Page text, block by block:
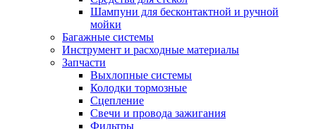
Шампуни для бесконтактной и ручной
мойки
Багажные системы
Инструмент и расходные материалы
Запчасти
Выхлопные системы
Колодки тормозные
Сцепление
Свечи и провода зажигания
Фильтры